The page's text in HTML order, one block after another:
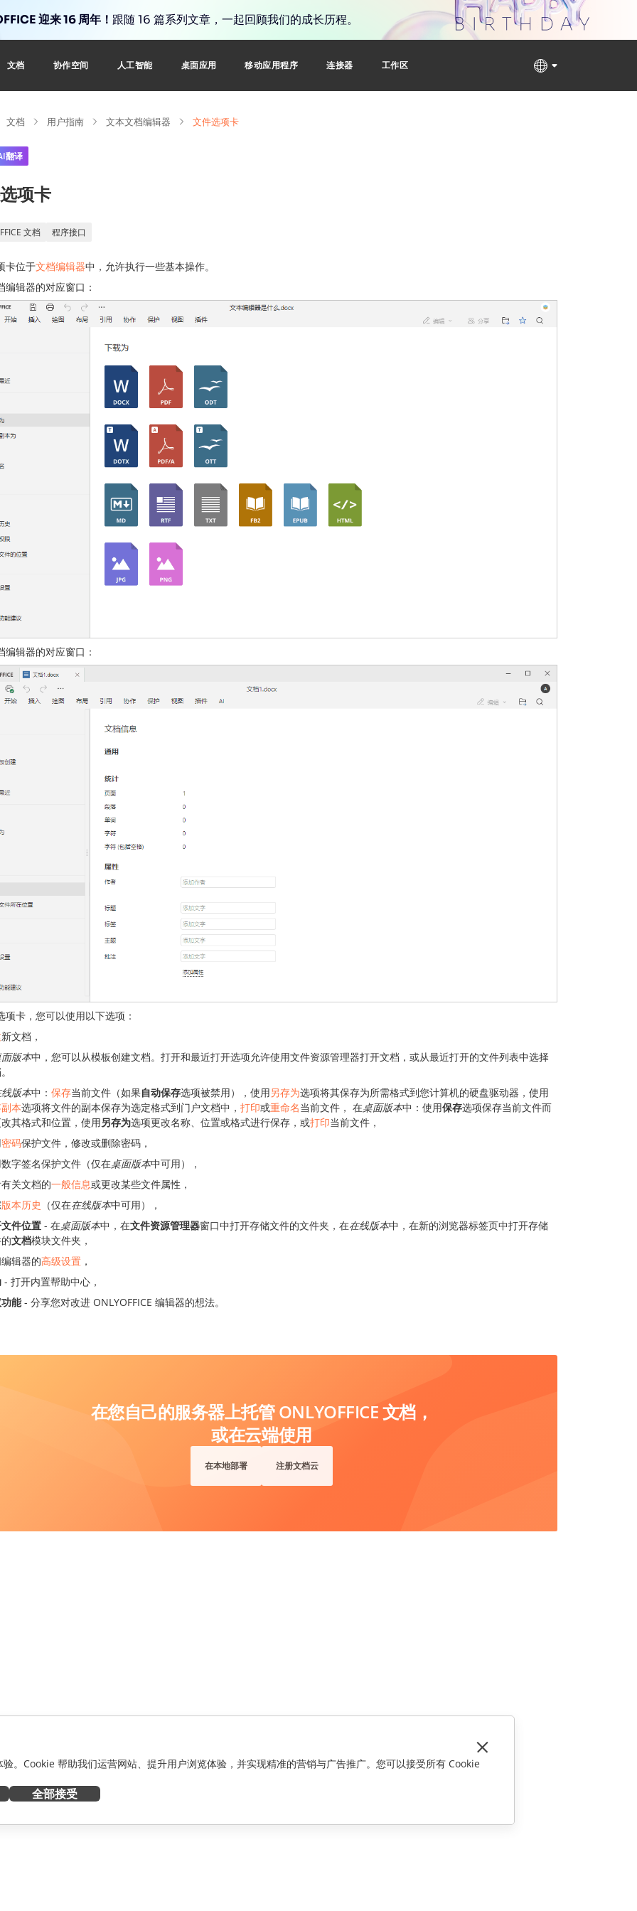
迎来 16 周年！ 跟随 16 篇系列文章，一起回顾我们的成长历程。
文档 协作空间 人工智能 桌面应用 移动应用程序 连接器 工作区
文档 用户指南 文本文档编辑器 文件选项卡
翻译
项卡
文档 程序接口
卡位于文档编辑器中，允许执行一些基本操作。
编辑器的对应窗口：
编辑器的对应窗口：
项卡，您可以使用以下选项：
新文档，
版本中，您可以从模板创建文档。打开和最近打开选项允许使用文件资源管理器打开文档，或从最近打开的文件列表中选择
版本中： 保存当前文件（如果自动保存选项被禁用），使用另存为选项将其保存为所需格式到您计算机的硬盘驱动器，使用
本选项将文件的副本保存为选定格式到门户文档中， 打印或重命名当前文件， 在桌面版本中：使用保存选项保存当前文件而
其格式和位置，使用另存为选项更改名称、位置或格式进行保存，或打印当前文件，
密码保护文件，修改或删除密码，
字签名保护文件（仅在桌面版本中可用），
关文档的一般信息或更改某些文件属性，
版本历史 （仅在在线版本中可用），
件位置 - 在桌面版本中，在文件资源管理器窗口中打开存储文件的文件夹， 在在线版本中，在新的浏览器标签页中打开存储
文档模块文件夹，
辑器的高级设置 ，
- 打开内置帮助中心，
能- 分享您对改进 ONLYOFFICE 编辑器的想法。
在您自己的服务器上托管 ONLYOFFICE 文档，
或在云端使用
在本地部署 注册文档云
。Cookie 帮助我们运营网站、提升用户浏览体验，并实现精准的营销与广告推广。您可以接受所有 Cookie
全部接受